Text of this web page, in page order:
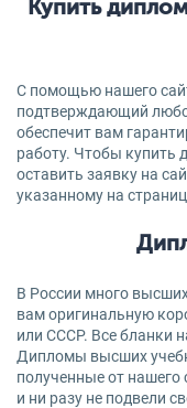
Купить
С помощью нашего
подтверждающий
обеспечит вам
работу. Чтобы купить
оставить заявку на
указанному на
В России много
вам оригинальную
или СССР. Все бланки
Дипломы высших
полученные от
и ни разу не подвели